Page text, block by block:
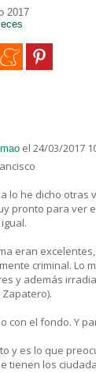
2017
el 24/03/2017
lo he dicho otras
pronto para ver
eran
criminal. Lo
y además
con el fondo. Y
y es lo que
tienen los